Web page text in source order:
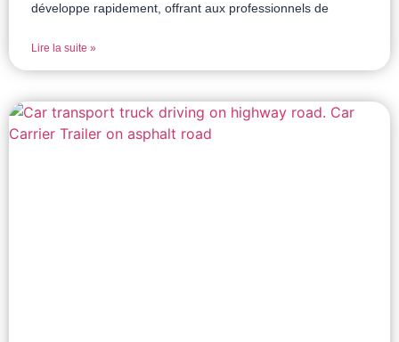
développe rapidement, offrant aux professionnels de
Lire la suite »